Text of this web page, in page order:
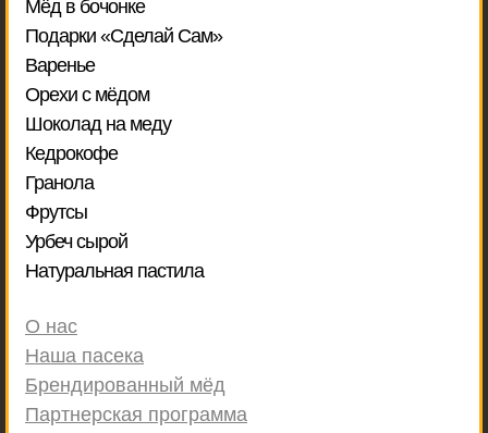
Мёд в бочонке
Подарки «Сделай Сам»
Варенье
Орехи с мёдом
Шоколад на меду
Кедрокофе
Гранола
Фрутсы
Урбеч сырой
Натуральная пастила
О нас
Наша пасека
Брендированный мёд
Партнерская программа